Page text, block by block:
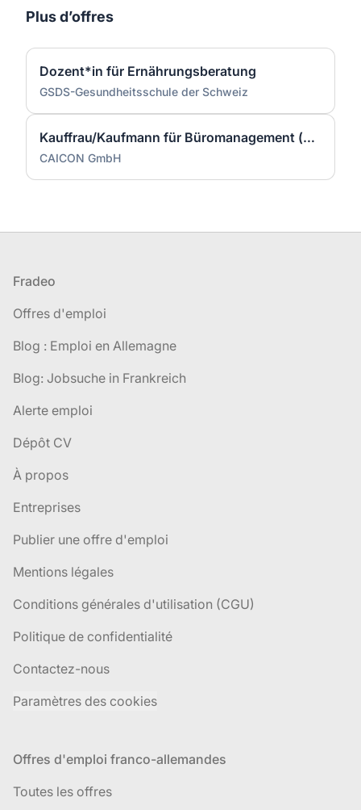
Plus d’offres
Dozent*in für Ernährungsberatung
GSDS-Gesundheitsschule der Schweiz
Kauffrau/Kaufmann für Büromanagement (m/w/d) VZ
CAICON GmbH
Pied de page
Fradeo
Offres d'emploi
Blog : Emploi en Allemagne
Blog: Jobsuche in Frankreich
Alerte emploi
Dépôt CV
À propos
Entreprises
Publier une offre d'emploi
Mentions légales
Conditions générales d'utilisation (CGU)
Politique de confidentialité
Contactez-nous
Paramètres des cookies
Offres d'emploi franco-allemandes
Toutes les offres